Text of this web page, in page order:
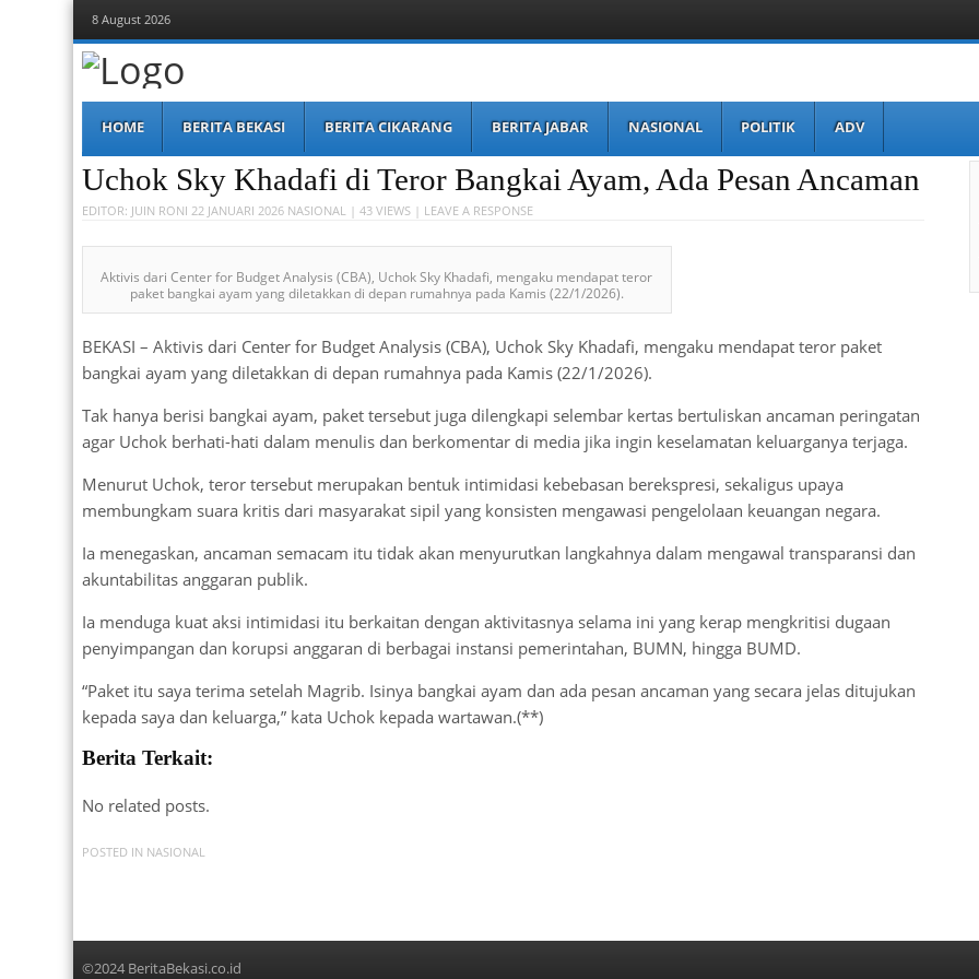
8 August 2026
Berita Bekasi
Mudah Melihat Bekasi
Menu
content
HOME BERITA BEKASI BERITA CIKARANG BERITA JABAR NASIONAL POLITIK ADV
Uchok Sky Khadafi di Teror Bangkai Ayam, Ada Pesan Ancaman
EDITOR: JUIN RONI 22 JANUARI 2026 NASIONAL| 43 VIEWS | LEAVE A RESPONSE
Aktivis dari Center for Budget Analysis (CBA), Uchok Sky Khadafi, mengaku mendapat teror
paket bangkai ayam yang diletakkan di depan rumahnya pada Kamis (22/1/2026).
BEKASI – Aktivis dari Center for Budget Analysis (CBA), Uchok Sky Khadafi, mengaku mendapat teror paket
bangkai ayam yang diletakkan di depan rumahnya pada Kamis (22/1/2026).
Tak hanya berisi bangkai ayam, paket tersebut juga dilengkapi selembar kertas bertuliskan ancaman peringatan
agar Uchok berhati-hati dalam menulis dan berkomentar di media jika ingin keselamatan keluarganya terjaga.
Menurut Uchok, teror tersebut merupakan bentuk intimidasi kebebasan berekspresi, sekaligus upaya
membungkam suara kritis dari masyarakat sipil yang konsisten mengawasi pengelolaan keuangan negara.
Ia menegaskan, ancaman semacam itu tidak akan menyurutkan langkahnya dalam mengawal transparansi dan
akuntabilitas anggaran publik.
Ia menduga kuat aksi intimidasi itu berkaitan dengan aktivitasnya selama ini yang kerap mengkritisi dugaan
penyimpangan dan korupsi anggaran di berbagai instansi pemerintahan, BUMN, hingga BUMD.
“Paket itu saya terima setelah Magrib. Isinya bangkai ayam dan ada pesan ancaman yang secara jelas ditujukan
kepada saya dan keluarga,” kata Uchok kepada wartawan.(**)
Berita Terkait:
No related posts.
POSTED IN NASIONAL
©2024 BeritaBekasi.co.id